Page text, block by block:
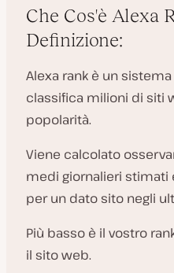
Che Cos'è Alexa
Definizione:
Alexa rank è un
classifica milioni di siti
popolarità.
Viene calcolato
medi giornalieri stimati
per un dato sito negli
Più basso è il vostro
il sito web.